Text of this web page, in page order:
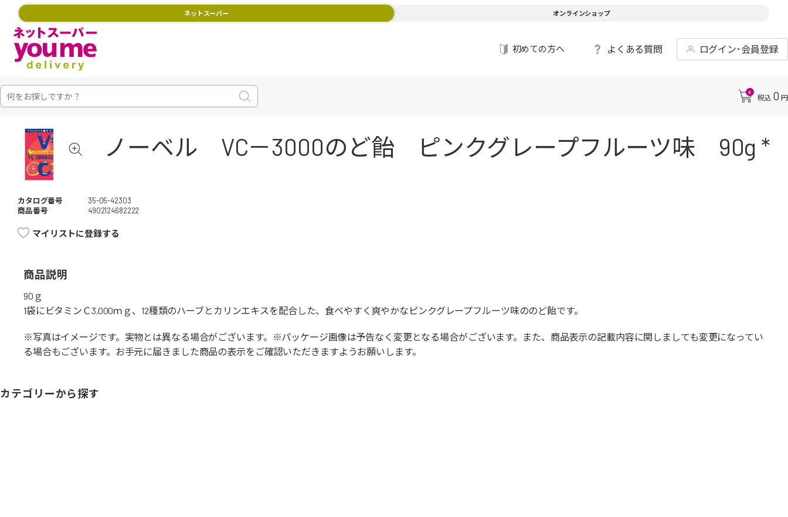
ネットスーパー オンラインショップ
初めての方へ よくある質問 ログイン･会員登録
0
税込 0 円
ノーベル VC－3000のど飴 ピンクグレープフルーツ味 90g *
カタログ番号
35-05-42303
商品番号
4902124682222
マイリストに登録する
商品説明
90ｇ
1袋にビタミンＣ3,000ｍｇ、12種類のハーブとカリンエキスを配合した、食べやすく爽やかなピンクグレープフルーツ味ののど飴です。
※写真はイメージです。実物とは異なる場合がございます。※パッケージ画像は予告なく変更となる場合がございます。また、商品表示の記載内容に関しましても変更になってい
る場合もございます。お手元に届きました商品の表示をご確認いただきますようお願いします。
カテゴリーから探す